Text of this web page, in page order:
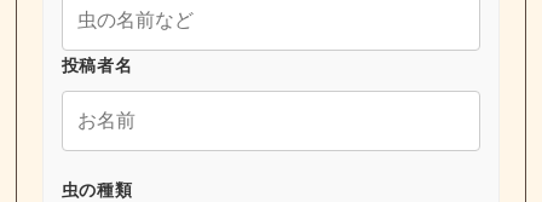
投稿者名
虫の種類